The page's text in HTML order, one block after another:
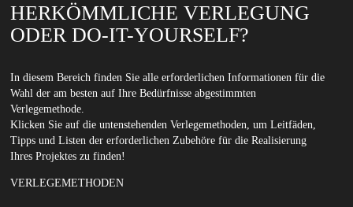
HERKÖMMLICHE VERLEGUNG
ODER DO-IT-YOURSELF?
In diesem Bereich finden Sie alle erforderlichen Informationen für die
Wahl der am besten auf Ihre Bedürfnisse abgestimmten
Verlegemethode.
Klicken Sie auf die untenstehenden Verlegemethoden, um Leitfäden,
Tipps und Listen der erforderlichen Zubehöre für die Realisierung
Ihres Projektes zu finden!
VERLEGEMETHODEN